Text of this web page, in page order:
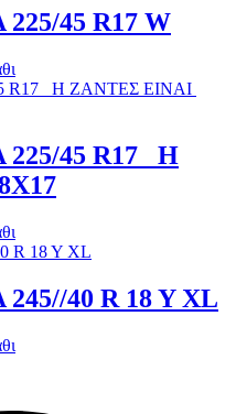
45 R17 W
45 R17 Η
40 R 18 Y XL